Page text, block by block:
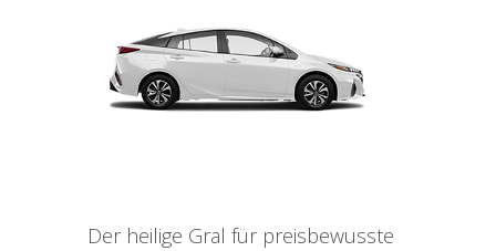
Der heilige Gral für preisbewusste